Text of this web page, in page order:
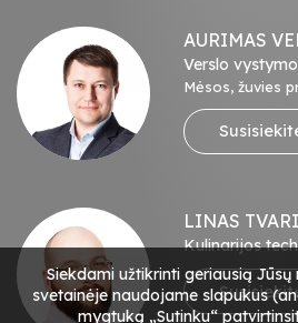
AURIMAS
Verslo
Mėsos, žuvies
LINAS
Kulinarijos
Siekdami užtikrinti geriausią
svetainėje naudojame slapukus
mygtuką „Sutinku“